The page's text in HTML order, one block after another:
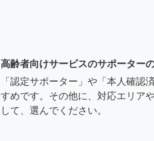
高齢者向けサービスのサポーター
「認定サポーター」や「本人確認
すめです。その他に、対応エリア
して、選んでください。